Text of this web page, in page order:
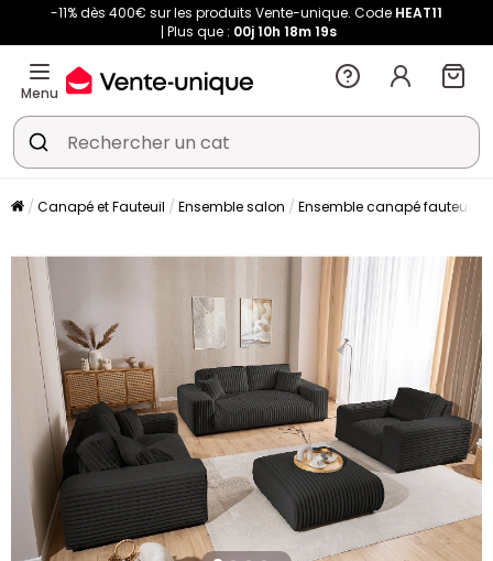
-11% dès 400€ sur les produits Vente-unique. Code HEAT11
Plus que : 00j 10h 18m 18s
Menu
Canapé et Fauteuil Ensemble salon Ensemble canapé fauteuil